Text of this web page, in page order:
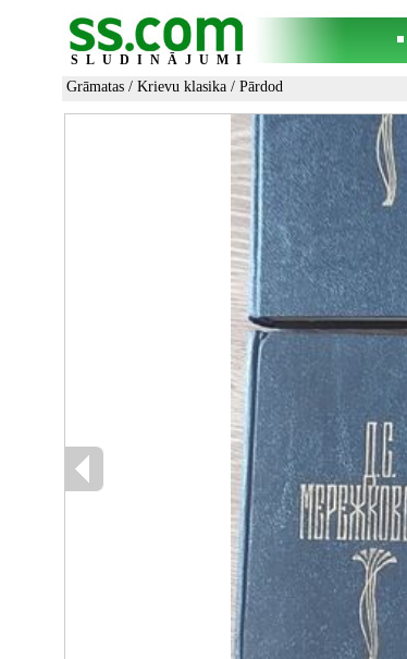
SLUDINĀJUMI
Grāmatas / Krievu klasika / Pārdod